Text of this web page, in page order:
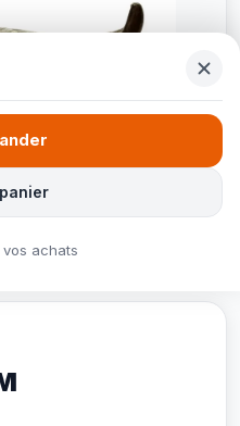
achats